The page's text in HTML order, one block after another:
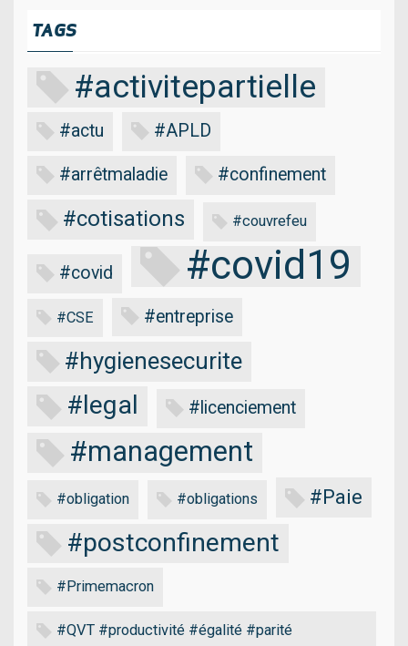
TAGS
#activitepartielle
#actu #APLD
#arrêtmaladie #confinement
#cotisations #couvrefeu
#covid #covid19
#CSE #entreprise
#hygienesecurite
#legal #licenciement
#management
#obligation #obligations #Paie
#postconfinement
#Primemacron
#QVT #productivité #égalité #parité